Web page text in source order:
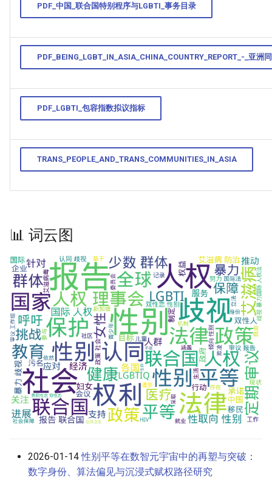
PDF_中国_联合国特别程序与LGBTI_事务目录
PDF_BEING_LGBT_IN_ASIA_CHINA_COUNTRY_REPORT_-_亚洲
PDF_LGBTI_包容指数拟议指标
TRANS_PEOPLE_AND_TRANS_COMMUNITIES_IN_ASIA
📊 词云图
2026-01-14性别平等在数智元宇宙中的再塑与突破：
数字身份、算法偏见与沉浸式赋权路径研究